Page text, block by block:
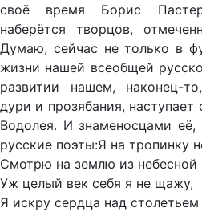
своё время Борис
наберётся творцов,
Думаю, сейчас не только в
жизни нашей всеобщей
развитии нашем, наконец-
дури и прозябания,
Водолея. И знаменосцами её,
русские поэты:Я на тропинку
Смотрю на землю из небесной
Уж целый век себя я не щажу,
Я искру сердца над столетьем